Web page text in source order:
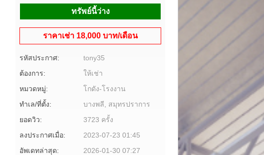
ทรัพย์นี้ว่าง
ราคาเช่า 18,000 บาท/เดือน
รหัสประกาศ:
tony35
ต้องการ:
ให้เช่า
หมวดหมู่:
โกดัง-โรงงาน
ทำเล/ที่ตั้ง:
บางพลี, สมุทรปราการ
ยอดวิว:
3723 ครั้ง
ลงประกาศเมื่อ:
2023-07-23 01:45
อัพเดทล่าสุด:
2026-01-30 07:27